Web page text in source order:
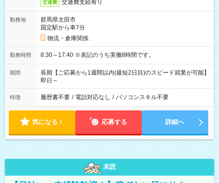
交通費 交通費支給有り
勤務地
群馬県太田市
国定駅から車7分
物流・倉庫関係
勤務時間 8:30～17:40 ※表記のうち実働8時間です。
期間
長期【ご応募から1週間以内(最短2日目)のスピード就業が可能】
即日～
特徴 履歴書不要 / 電話対応なし / パソコンスキル不要
気になる！ 応募する 詳細へ
未読